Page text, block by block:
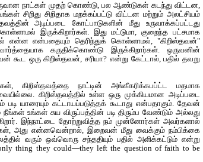
நாட்க‌ள் முத‌ற் கொண்டு, ப‌ல‌ ஆண்டுக‌ள் க‌ட‌ந்து விட்ட‌ன‌,
சிறிது சிறிதாக‌ ம‌ற‌க்க‌ப்ப‌ட்டு விட்ட‌ன‌ ம‌ற்றும் அல‌ட்சிய‌ம்
அடிப்படை கோட்பாடுக‌ளின் மீது உருவாக்க‌ப்ப‌ட்ட‌து
இருக்கிறார்க‌ள். இது ம‌ட்டுமா, குறைந்த‌ ப‌ட்ச‌மாக‌
என்ன‌ என்ப‌தையும் தெரிந்துக் கொள்ளாம‌ல், "கிறிஸ்த‌வ‌ன்"
க‌ருதிக்கொண்டு இருக்கிறார்க‌ள். ஒருவ‌னின்
ஒரு கிறிஸ்த‌வ‌ன், ச‌ரியா? என்று கேட்டால், பதில் தவறு
கிறிஸ்தவத்தை நாட்டின் அங்கீகரிக்கபப்ட்ட மதமாக
கிறிஸ்தவத்தில் உள்ள ஒரு முக்கியமான அடிப்படை
யாரையும் கட்டாயப்படுத்தக் கூடாது என்பதாகும். தேவன்
உங்கள் சுய விருப்பத்தின் படி திரும்ப வேண்டும் அல்லது
இந்நாட்டை தோற்றுவித்த நம் முன்னோர்கள் அவர்களால்
அது என்னவென்றால், இறைவன் மீது வைக்கும் நம்பிக்கை
வரும் ஒவ்வொரு சந்ததியும் பதில் அளிக்கட்டும் என்று
thing they could—they left the question of faith to be